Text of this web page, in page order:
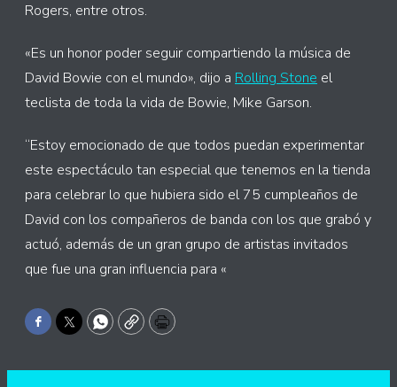
Rogers, entre otros.
«Es un honor poder seguir compartiendo la música de
David Bowie con el mundo», dijo a Rolling Stone el
teclista de toda la vida de Bowie, Mike Garson.
“Estoy emocionado de que todos puedan experimentar
este espectáculo tan especial que tenemos en la tienda
para celebrar lo que hubiera sido el 75 cumpleaños de
David con los compañeros de banda con los que grabó y
actuó, además de un gran grupo de artistas invitados
que fue una gran influencia para «
Facebook
TwitterWhatsApp
CopyPrint